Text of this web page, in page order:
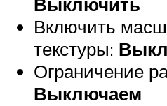
Включить
текстуры:
Ограничение
Выключаем